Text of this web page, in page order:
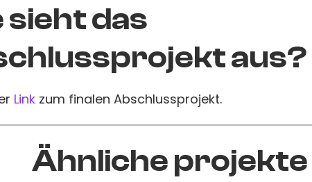
sieht das
aus?
Link zum finalen Abschlussprojekt.
Ähnliche projekte